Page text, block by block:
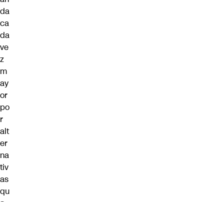
da
ca
da
ve
z
m
ay
or
po
r
alt
er
na
tiv
as
qu